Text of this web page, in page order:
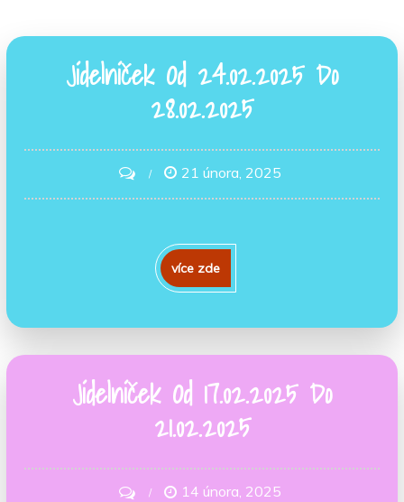
Jídelníček Od 24.02.2025 Do
28.02.2025
on
Jídelníček
24.02.2025
21 února, 2025
více zde
Jídelníček Od 17.02.2025 Do
21.02.2025
on
14 února, 2025